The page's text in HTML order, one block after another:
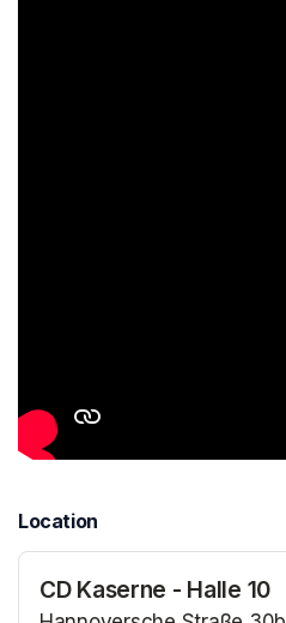
Location
CD Kaserne - Halle 10